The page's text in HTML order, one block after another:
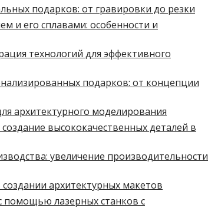
подарков: от гравировки до резки
и его сплавами: особенности и
технологий для эффективного
подарков: от концепции
архитектурного моделирования
высококачественных деталей в
увеличение производительности
архитектурных макетов
помощью лазерных станков с